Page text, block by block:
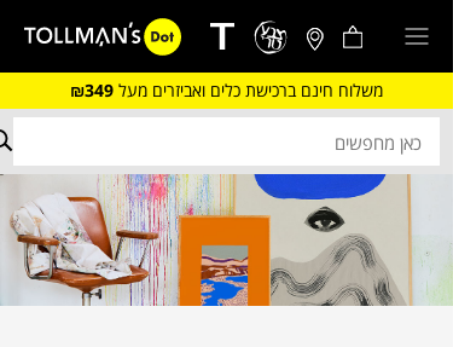
משלוח חינם ברכישת כלים ואביזרים מעל ₪349